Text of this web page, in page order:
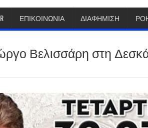
ΕΠΙΚΟΙΝΩΝΙΑ ΔΙΑΦΗΜΙΣΗ
Βελισσάρη στη